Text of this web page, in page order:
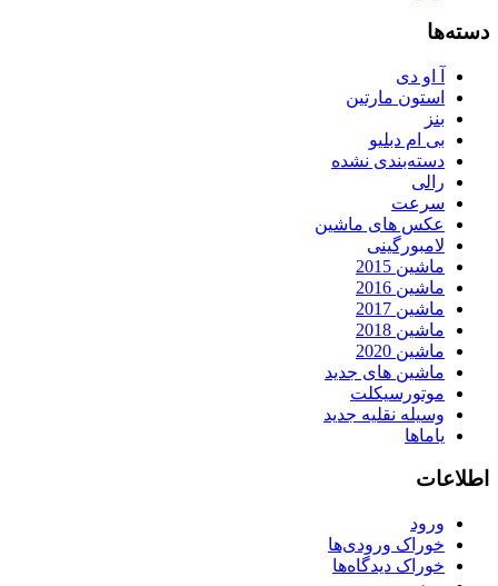
دسته‌ها
آ او دی
استون مارتین
بنز
بی ام دبلیو
دسته‌بندی نشده
رالی
سرعت
عکس های ماشین
لامبورگینی
ماشین 2015
ماشین 2016
ماشین 2017
ماشین 2018
ماشین 2020
ماشین های جدید
موتورسیکلت
وسیله نقلیه جدید
یاماها
اطلاعات
ورود
خوراک ورودی‌ها
خوراک دیدگاه‌ها